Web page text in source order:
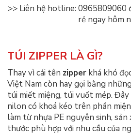
>> Liên hệ hotline: 0965809060
rẻ ngay hôm
TÚI ZIPPER LÀ GÌ?
Thay vì cái tên zipper khá khó
Việt Nam còn hay gọi bằng
túi miết miệng, túi vuốt mép.
nilon có khoá kéo trên phần
làm từ nhựa PE nguyên sinh,
thước phù hợp với nhu cầu của